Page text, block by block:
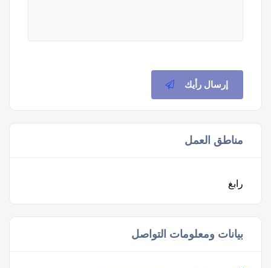
إرسال رأيك
مناطق العمل
رابغ
بيانات ومعلومات التواصل